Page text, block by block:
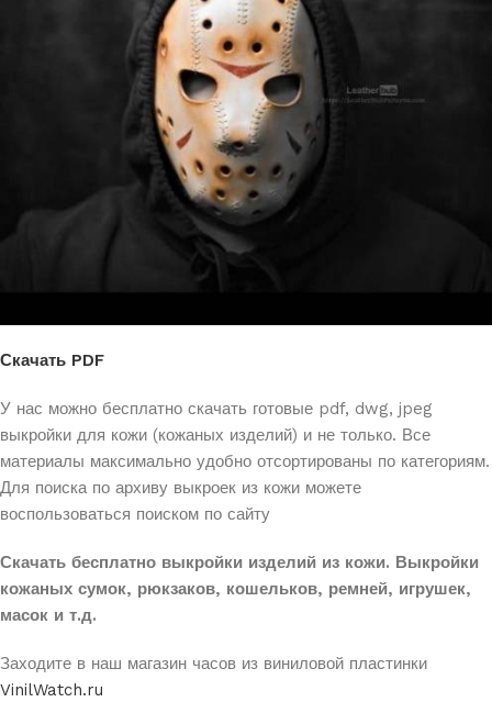
Скачать PDF
У нас можно бесплатно скачать готовые pdf, dwg, jpeg
выкройки для кожи (кожаных изделий) и не только. Все
материалы максимально удобно отсортированы по категориям.
Для поиска по архиву выкроек из кожи можете
воспользоваться поиском по сайту
Скачать бесплатно выкройки изделий из кожи. Выкройки
кожаных сумок, рюкзаков, кошельков, ремней, игрушек,
масок и т.д.
Заходите в наш магазин часов из виниловой пластинки
VinilWatch.ru